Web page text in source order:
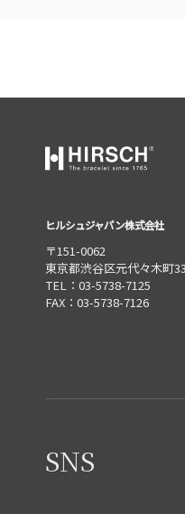
ヒルシュジャパン株式会社
〒151-0062
東京都渋谷区元代々木町
TEL：03-5738-7125
FAX：03-5738-7126
SNS